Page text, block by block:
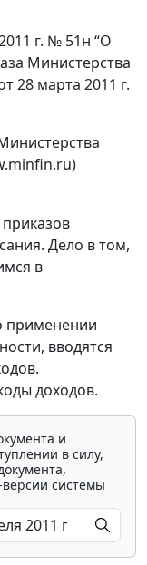
г. № 51н “О
Министерства
28 марта 2011 г.
Дело в том,
в
применении
вводятся
доходов.
и
в силу,
системы